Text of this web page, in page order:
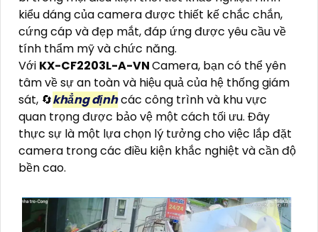
kiểu dáng của camera được thiết kế chắc chắn,
cứng cáp và đẹp mắt, đáp ứng được yêu cầu về
tính thẩm mỹ và chức năng.
Với KX-CF2203L-A-VNCamera, bạn có thể yên
tâm về sự an toàn và hiệu quả của hệ thống giám
sát, 🔄khẳng địnhcác công trình và khu vực
quan trọng được bảo vệ một cách tối ưu. Đây
thực sự là một lựa chọn lý tưởng cho việc lắp đặt
camera trong các điều kiện khắc nghiệt và cần độ
bền cao.